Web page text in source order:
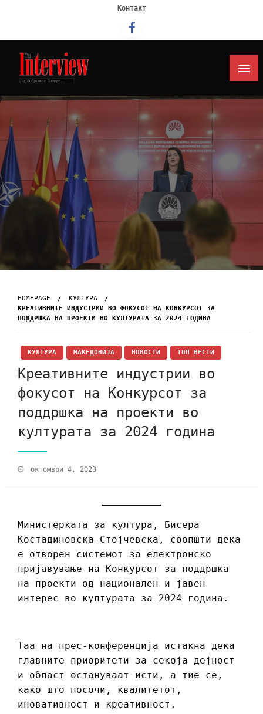
Контакт
Интервју
HOMEPAGE
КУЛТУРА
КРЕАТИВНИТЕ ИНДУСТРИИ ВО ФОКУСОТ НА КОНКУРСОТ ЗА
ПОДДРШКА НА ПРОЕКТИ ВО КУЛТУРАТА ЗА 2024 ГОДИНА
КУЛТУРА МАКЕДОНИЈА НОВОСТИ ТОП ВЕСТИ
Креативните индустрии во
фокусот на Конкурсот за
поддршка на проекти во
културата за 2024 година
октомври 4, 2023
Министерката за култура, Бисера
Костадиновска-Стојчевска, соопшти дека
е отворен системот за електронско
пријавување на Конкурсот за поддршка
на проекти од национален и јавен
интерес во културата за 2024 година.
Таа на прес-конференција истакна дека
главните приоритети за секоја дејност
и област остануваат исти, а тие се,
како што посочи, квалитетот,
иновативност и креативност.